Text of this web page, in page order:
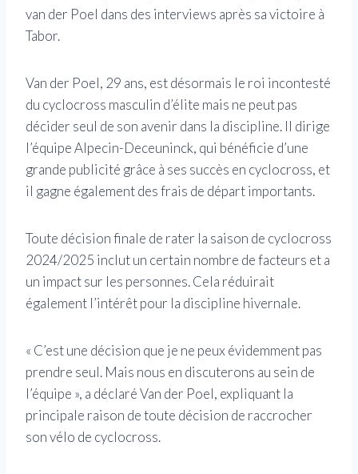
van der Poel dans des interviews après sa victoire à
Tabor.
Van der Poel, 29 ans, est désormais le roi incontesté
du cyclocross masculin d’élite mais ne peut pas
décider seul de son avenir dans la discipline. Il dirige
l’équipe Alpecin-Deceuninck, qui bénéficie d’une
grande publicité grâce à ses succès en cyclocross, et
il gagne également des frais de départ importants.
Toute décision finale de rater la saison de cyclocross
2024/2025 inclut un certain nombre de facteurs et a
un impact sur les personnes. Cela réduirait
également l’intérêt pour la discipline hivernale.
« C’est une décision que je ne peux évidemment pas
prendre seul. Mais nous en discuterons au sein de
l’équipe », a déclaré Van der Poel, expliquant la
principale raison de toute décision de raccrocher
son vélo de cyclocross.